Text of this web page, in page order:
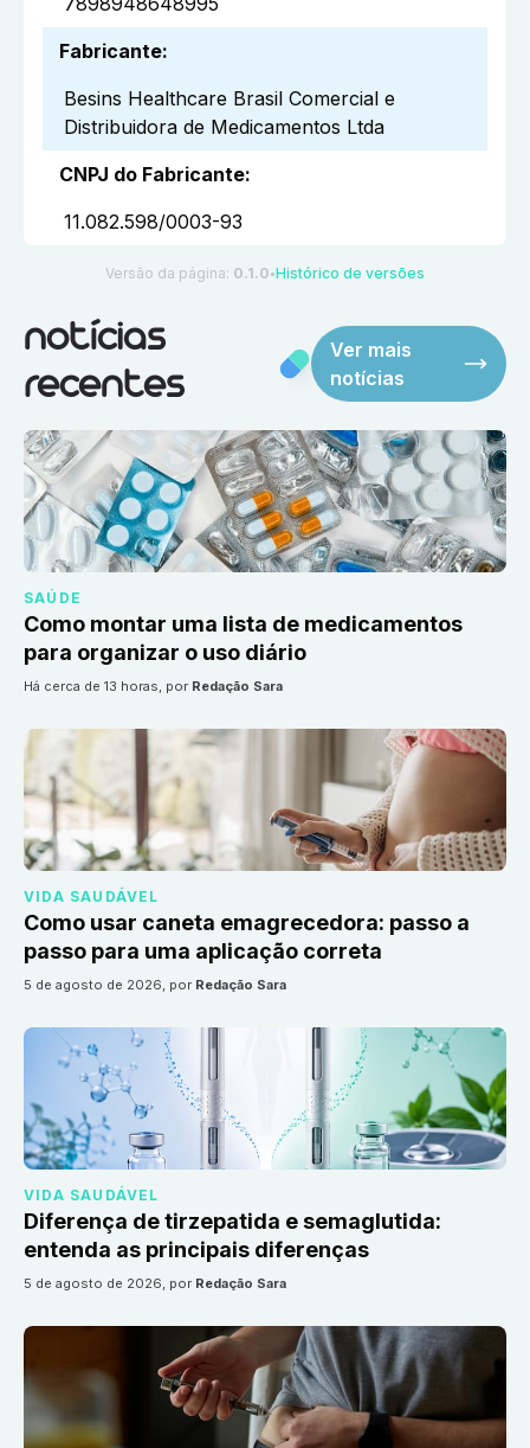
Fabricante:
Besins Healthcare Brasil Comercial e
Distribuidora de Medicamentos Ltda
CNPJ do Fabricante:
11.082.598/0003-93
Versão da página: 0.1.0 ●Histórico de versões
notícias
recentes
Ver mais
notícias
SAÚDE
Como montar uma lista de medicamentos
para organizar o uso diário
há cerca de 13 horas, por Redação Sara
VIDA SAUDÁVEL
Como usar caneta emagrecedora: passo a
passo para uma aplicação correta
5 de agosto de 2026, por Redação Sara
VIDA SAUDÁVEL
Diferença de tirzepatida e semaglutida:
entenda as principais diferenças
5 de agosto de 2026, por Redação Sara